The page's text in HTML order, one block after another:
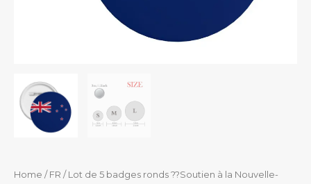
Home / FR / Lot de 5 badges ronds ??Soutien à la Nouvelle-